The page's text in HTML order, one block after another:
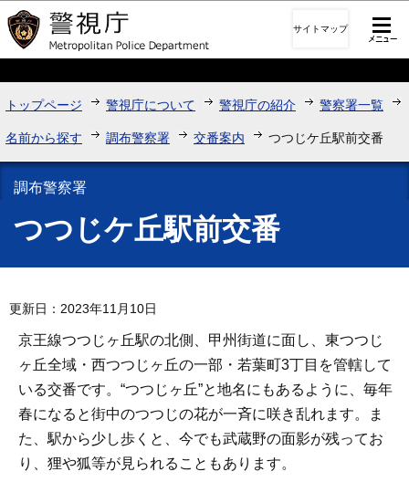
このページの本文へ移動
サイトマップ
トップページ 警視庁について 警視庁の紹介 警察署一覧
名前から探す 調布警察署 交番案内 つつじケ丘駅前交番
調布警察署
つつじケ丘駅前交番
更新日：2023年11月10日
京王線つつじヶ丘駅の北側、甲州街道に面し、東つつじ
ヶ丘全域・西つつじヶ丘の一部・若葉町3丁目を管轄して
いる交番です。“つつじヶ丘”と地名にもあるように、毎年
春になると街中のつつじの花が一斉に咲き乱れます。ま
た、駅から少し歩くと、今でも武蔵野の面影が残ってお
り、狸や狐等が見られることもあります。